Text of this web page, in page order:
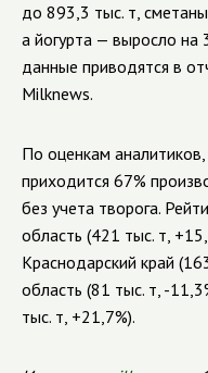
до 893,3 тыс. т,
а йогурта — выросло на
данные приводятся в
Milknews.
По оценкам
приходится 67%
без учета творога.
область (421 тыс. т,
Краснодарский край
область (81 тыс. т, -
тыс. т, +21,7%).